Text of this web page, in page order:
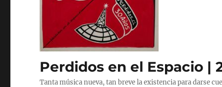
Perdidos en el Espacio |
Tanta música nueva, tan breve la existencia para darse